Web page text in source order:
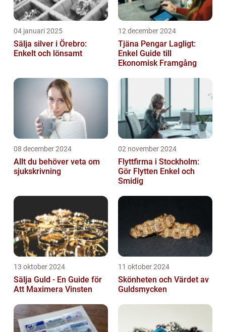
04 januari 2025
Sälja silver i Örebro:
Enkelt och lönsamt
12 december 2024
Tjäna Pengar Lagligt:
Enkel Guide till
Ekonomisk Framgång
08 december 2024
Allt du behöver veta om
sjukskrivning
02 november 2024
Flyttfirma i Stockholm:
Gör Flytten Enkel och
Smidig
13 oktober 2024
Sälja Guld - En Guide för
Att Maximera Vinsten
11 oktober 2024
Skönheten och Värdet av
Guldsmycken